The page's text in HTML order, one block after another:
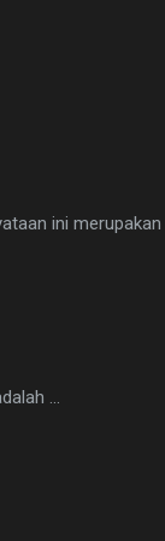
ini merupakan
...